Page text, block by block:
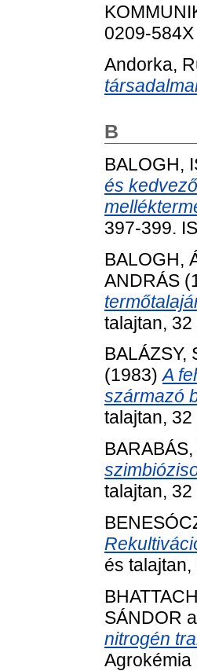
0209-584X
Andorka,
B
BALOGH,
és
397-399.
BALOGH,
ANDRÁS
talajtan,
BALÁZSY,
(1983)A
származó
talajtan,
talajtan,
és
SÁNDOR
nitrogén
Agrokémia